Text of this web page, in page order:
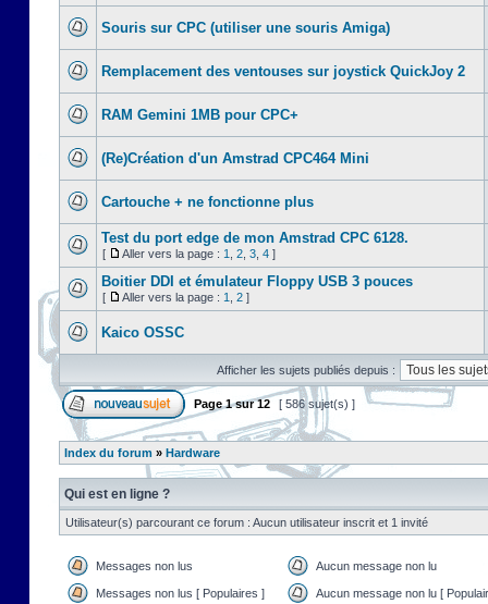
Souris sur CPC (utiliser une souris Amiga)
Remplacement des ventouses sur joystick QuickJoy 2
RAM Gemini 1MB pour CPC+
(Re)Création d'un Amstrad CPC464 Mini
Cartouche + ne fonctionne plus
Test du port edge de mon Amstrad CPC 6128.
[ Aller vers la page : 1 2 3 4 ]
Boitier DDI et émulateur Floppy USB 3 pouces
[ Aller vers la page : 1 2 ]
Kaico OSSC
Afficher les sujets publiés depuis :
Page1sur12 [ 586 sujet(s) ]
Index du forum » Hardware
Qui est en ligne ?
Utilisateur(s) parcourant ce forum : Aucun utilisateur inscrit et 1 invité
Messages non lus Aucun message non lu
Messages non lus [ Populaires ] Aucun message non lu [